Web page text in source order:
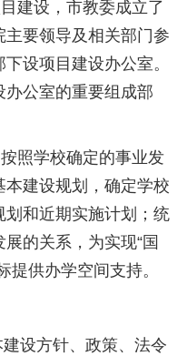
建设，市教委成立了
要领导及相关部门参
设项目建设办公室。
公室的重要组成部
照学校确定的事业发
建设规划，确定学校
和近期实施计划；统
的关系，为实现“国
提供办学空间支持。
设方针、政策、法令